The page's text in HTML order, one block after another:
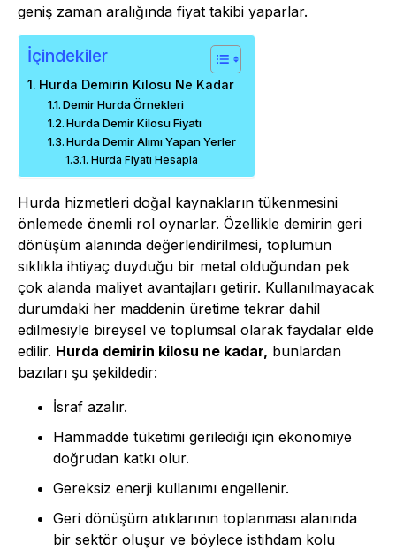
geniş zaman aralığında fiyat takibi yaparlar.
İçindekiler
Hurda Demirin Kilosu Ne Kadar
Demir Hurda Örnekleri
Hurda Demir Kilosu Fiyatı
Hurda Demir Alımı Yapan Yerler
Hurda Fiyatı Hesapla
Hurda hizmetleri doğal kaynakların tükenmesini
önlemede önemli rol oynarlar. Özellikle demirin geri
dönüşüm alanında değerlendirilmesi, toplumun
sıklıkla ihtiyaç duyduğu bir metal olduğundan pek
çok alanda maliyet avantajları getirir. Kullanılmayacak
durumdaki her maddenin üretime tekrar dahil
edilmesiyle bireysel ve toplumsal olarak faydalar elde
edilir. Hurda demirin kilosu ne kadar, bunlardan
bazıları şu şekildedir:
İsraf azalır.
Hammadde tüketimi gerilediği için ekonomiye
doğrudan katkı olur.
Gereksiz enerji kullanımı engellenir.
Geri dönüşüm atıklarının toplanması alanında
bir sektör oluşur ve böylece istihdam kolu